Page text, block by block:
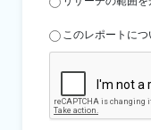
このレポートに